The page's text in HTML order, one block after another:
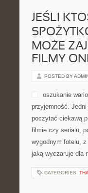
JEŚLI
MOŻE
FILMY
POSTED BY
oszukanie
przyjemność.
poczytać ciekawą
filmie czy serialu,
wygodnym fotelu,
jaką wyczaruje dla
CATEGORIES: